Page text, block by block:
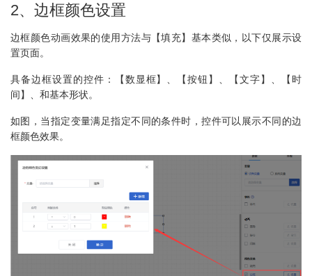
2、边框颜色设置
边框颜色动画效果的使用方法与【填充】基本类似，以下仅展示设
置页面。
具备边框设置的控件：【数显框】、【按钮】、【文字】、【时
间】、和基本形状。
如图，当指定变量满足指定不同的条件时，控件可以展示不同的边
框颜色效果。